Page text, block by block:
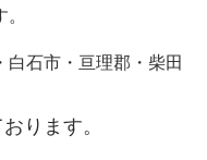
石市・亘理郡・柴田
ります。